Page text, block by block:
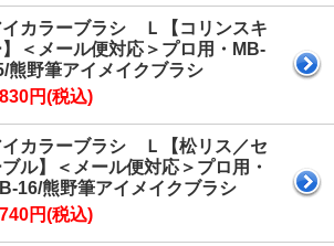
イカラーブラシ Ｌ【コリンスキ
】＜メール便対応＞プロ用・MB-
熊野筆アイメイクブラシ
円(税込)
イカラーブラシ Ｌ【松リス／セ
ル】＜メール便対応＞プロ用・
16/熊野筆アイメイクブラシ
円(税込)